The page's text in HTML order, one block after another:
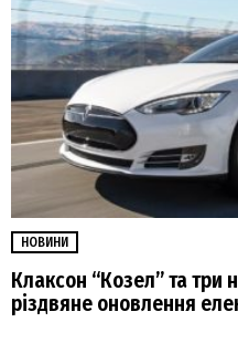
НОВИНИ
Клаксон “Козел” та три
різдвяне оновлення